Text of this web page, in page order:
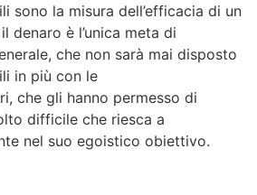
sono la misura dell’efficacia di un
denaro è l’unica meta di
che non sarà mai disposto
in più con le
che gli hanno permesso di
difficile che riesca a
nel suo egoistico obiettivo.